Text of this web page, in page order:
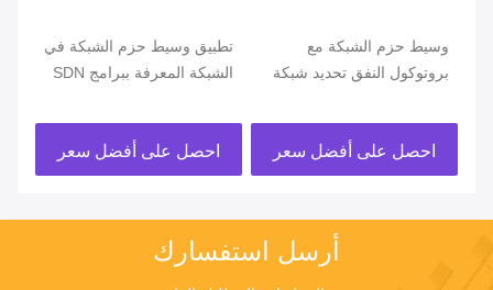
وسيط حزم الشبكة مع
بروتوكول النفق تحديد شبكة
احصل على أفضل سعر
تطبيق وسيط حزم الشبكة في
الشبكة المعرفة ببرامج SDN
احصل على أفضل سعر
أرسل استفسارك